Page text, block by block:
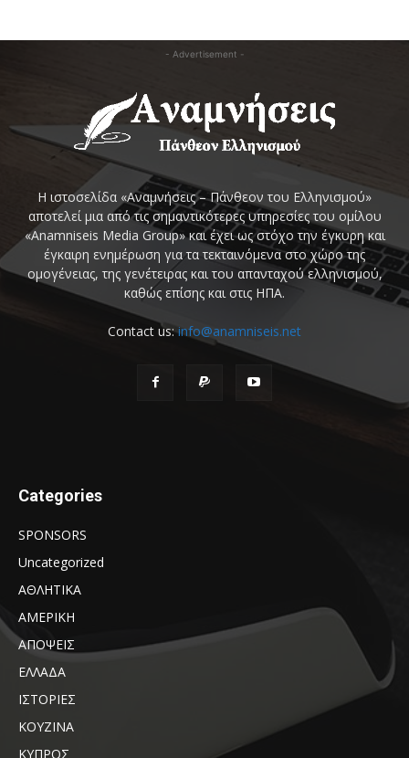
- Advertisement -
Η ιστοσελίδα «Αναμνήσεις – Πάνθεον του Ελληνισμού»
αποτελεί μια από τις σημαντικότερες υπηρεσίες του ομίλου
«Anamniseis Media Group» και έχει ως στόχο την έγκυρη και
έγκαιρη ενημέρωση για τα τεκταινόμενα στο χώρο της
ομογένειας, της γενέτειρας και του απανταχού ελληνισμού,
καθώς επίσης και στις ΗΠΑ.
Contact us:info@anamniseis.net
Categories
SPONSORS
Uncategorized
ΑΘΛΗΤΙΚΑ
ΑΜΕΡΙΚΗ
ΑΠΟΨΕΙΣ
ΕΛΛΑΔΑ
ΙΣΤΟΡΙΕΣ
ΚΟΥΖΙΝΑ
ΚΥΠΡΟΣ